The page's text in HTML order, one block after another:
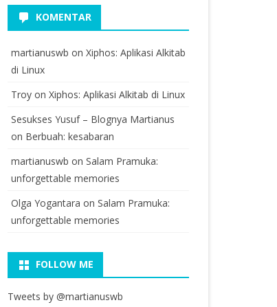
KOMENTAR
martianuswb on Xiphos: Aplikasi Alkitab
di Linux
Troyon Xiphos: Aplikasi Alkitab di Linux
Sesukses Yusuf – Blognya Martianus
on Berbuah: kesabaran
martianuswb on Salam Pramuka:
unforgettable memories
Olga Yogantara on Salam Pramuka:
unforgettable memories
FOLLOW ME
Tweets by @martianuswb